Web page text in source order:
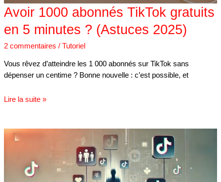
Avoir 1000 abonnés TikTok gratuits
en 5 minutes ? (Astuces 2025)
2 commentaires / Tutoriel
Vous rêvez d’atteindre les 1 000 abonnés sur TikTok sans
dépenser un centime ? Bonne nouvelle : c’est possible, et
Lire la suite »
Modérateur
Emploi,